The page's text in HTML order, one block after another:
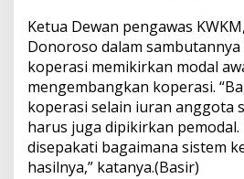
Ketua Dewan pengawas
Donoroso dalam
koperasi memikirkan modal
mengembangkan koperasi.
koperasi selain iuran anggota
harus juga dipikirkan
disepakati bagaimana sistem
hasilnya,” katanya.(Basir)